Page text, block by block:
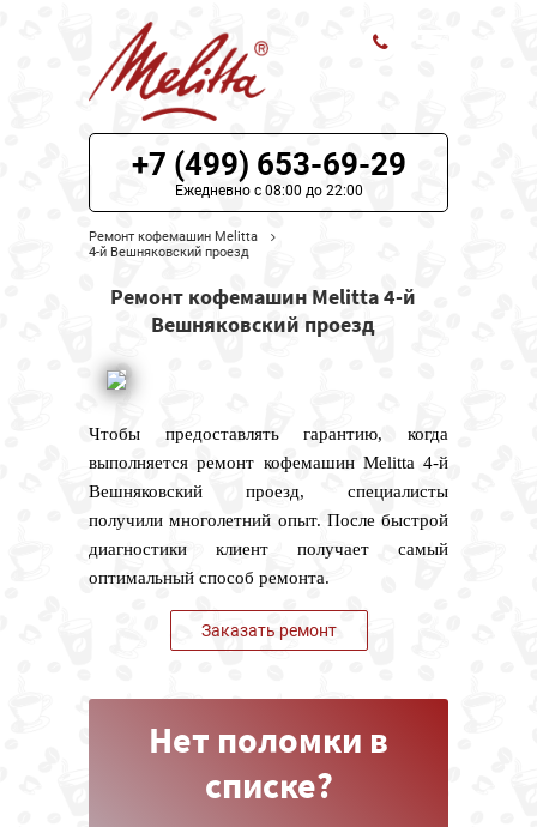
ЦЕНЫ НА РЕМОНТ
О СЕРВИСЕ
МОДЕЛИ MELITTA
НАШИ КОНТАКТЫ
+7 (499) 653-69-29
Ежедневно с 08:00 до 22:00
Ремонт кофемашин Melitta
4-й Вешняковский проезд
Ремонт кофемашин Melitta 4-й
Вешняковский проезд
Чтобы предоставлять гарантию, когда
выполняется ремонт кофемашин Melitta 4-й
Вешняковский проезд, специалисты
получили многолетний опыт. После быстрой
диагностики клиент получает самый
оптимальный способ ремонта.
Заказать ремонт
Нет поломки в
списке?